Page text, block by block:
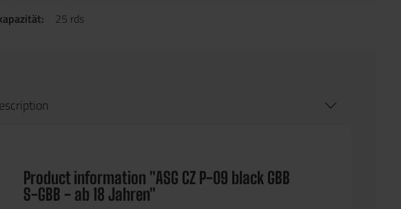
25 rds
Product information "ASG CZ P-09 black GBB
S-GBB - ab 18 Jahren"